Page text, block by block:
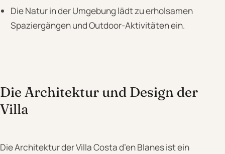
Die Natur in der Umgebung lädt zu erholsamen
Spaziergängen und Outdoor-Aktivitäten ein.
Die Architektur und Design der
Villa
Die Architektur der Villa Costa d’en Blanes ist ein